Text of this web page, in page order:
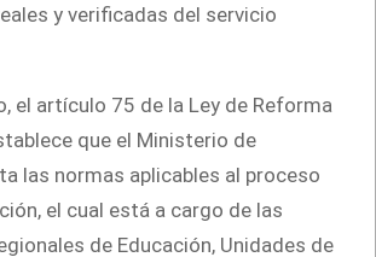
y verificadas del servicio
el artículo 75 de la Ley de Reforma
que el Ministerio de
las normas aplicables al proceso
el cual está a cargo de las
de Educación, Unidades de